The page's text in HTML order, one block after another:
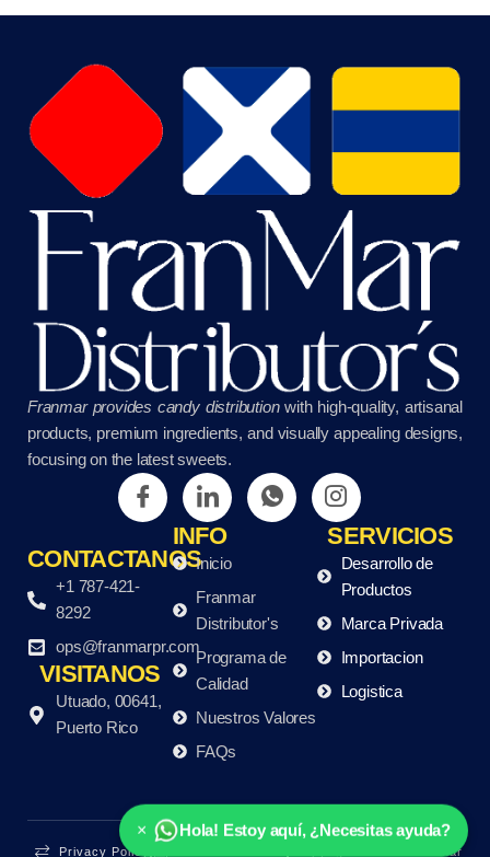
Franmar provides candy distributionwith high-quality, artisanal
products, premium ingredients, and visually appealing designs,
focusing on the latest sweets.
CONTACTANOS
+1 787-421-
8292
ops@franmarpr.com
VISITANOS
Utuado, 00641,
Puerto Rico
INFO
Inicio
Franmar
Distributor's
Programa de
Calidad
Nuestros Valores
FAQs
SERVICIOS
Desarrollo de
Productos
Marca Privada
Importacion
Logistica
Privacy Policy Copyright © 2025 Franmar
× Hola! Estoy aquí, ¿Necesitas ayuda?